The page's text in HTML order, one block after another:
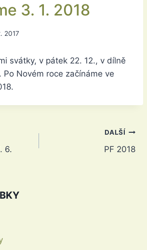
3. 1. 2018
2017
svátky, v pátek 22. 12., v dílně
Po Novém roce začínáme ve
6.
DALŠÍ
PF 2018